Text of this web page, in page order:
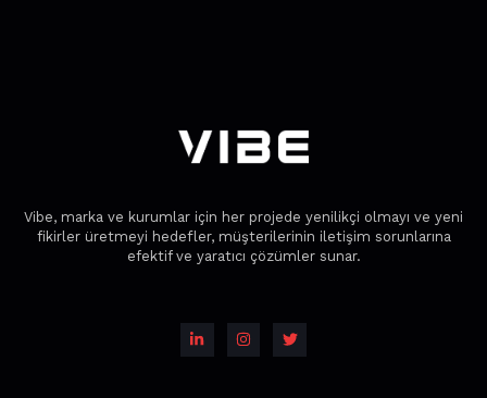
Vibe, marka ve kurumlar için her projede yenilikçi olmayı ve yeni
fikirler üretmeyi hedefler, müşterilerinin iletişim sorunlarına
efektif ve yaratıcı çözümler sunar.